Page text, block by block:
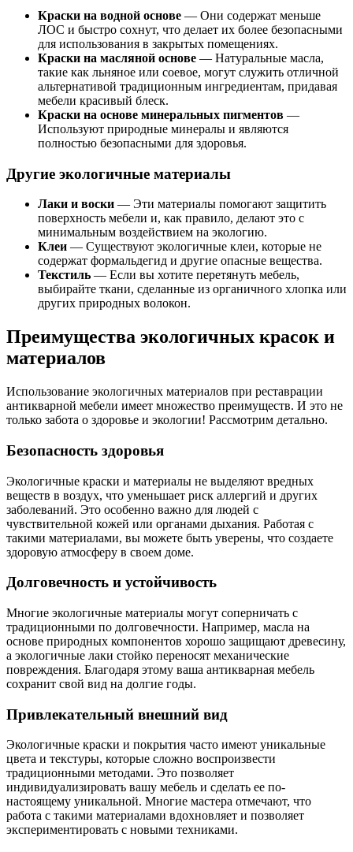
Краски на водной основе — Они содержат меньше
ЛОС и быстро сохнут, что делает их более безопасными
для использования в закрытых помещениях.
Краски на масляной основе — Натуральные масла,
такие как льняное или соевое, могут служить отличной
альтернативой традиционным ингредиентам, придавая
мебели красивый блеск.
Краски на основе минеральных пигментов —
Используют природные минералы и являются
полностью безопасными для здоровья.
Другие экологичные материалы
Лаки и воски — Эти материалы помогают защитить
поверхность мебели и, как правило, делают это с
минимальным воздействием на экологию.
Клеи — Существуют экологичные клеи, которые не
содержат формальдегид и другие опасные вещества.
Текстиль — Если вы хотите перетянуть мебель,
выбирайте ткани, сделанные из органичного хлопка или
других природных волокон.
Преимущества экологичных красок и
материалов
Использование экологичных материалов при реставрации
антикварной мебели имеет множество преимуществ. И это не
только забота о здоровье и экологии! Рассмотрим детально.
Безопасность здоровья
Экологичные краски и материалы не выделяют вредных
веществ в воздух, что уменьшает риск аллергий и других
заболеваний. Это особенно важно для людей с
чувствительной кожей или органами дыхания. Работая с
такими материалами, вы можете быть уверены, что создаете
здоровую атмосферу в своем доме.
Долговечность и устойчивость
Многие экологичные материалы могут соперничать с
традиционными по долговечности. Например, масла на
основе природных компонентов хорошо защищают древесину,
а экологичные лаки стойко переносят механические
повреждения. Благодаря этому ваша антикварная мебель
сохранит свой вид на долгие годы.
Привлекательный внешний вид
Экологичные краски и покрытия часто имеют уникальные
цвета и текстуры, которые сложно воспроизвести
традиционными методами. Это позволяет
индивидуализировать вашу мебель и сделать ее по-
настоящему уникальной. Многие мастера отмечают, что
работа с такими материалами вдохновляет и позволяет
экспериментировать с новыми техниками.